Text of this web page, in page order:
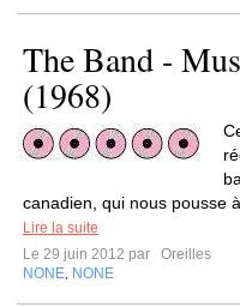
The Band -
(1968)
canadien, qui nous pousse
Lire la suite
Le 29 juin 2012 par
Oreilles
NONE NONE